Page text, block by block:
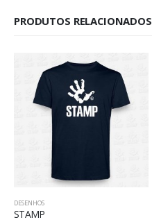
PRODUTOS RELACIONADOS